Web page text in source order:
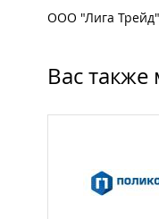
ООО "Лига
Вас также